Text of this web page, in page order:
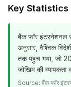
Key Statistics
बैंक फॉर इंटरनेशनल
अनुसार, वैश्विक
तक पहुंच गया, जो
जोखिम की व्यापकता
Source: बैंक फॉर